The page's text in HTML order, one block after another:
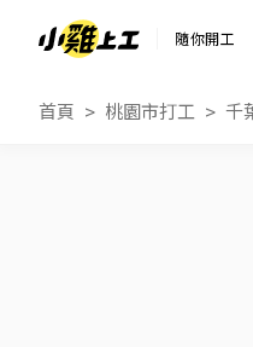
隨你開工
首頁 桃園市打工 千